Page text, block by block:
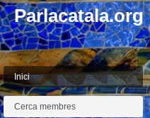
Parlacatala.org
Inici
Cerca membres